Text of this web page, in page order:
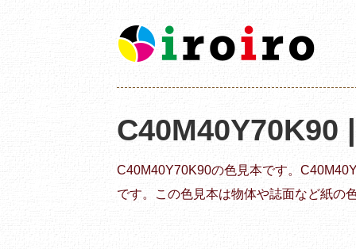
C40M40Y70K90
C40M40Y70K90の色見本です。
です。この色見本は物体や誌面など紙の